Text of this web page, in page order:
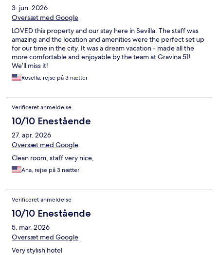
3. jun. 2026
Oversæt med Google
LOVED this property and our stay here in Sevilla. The staff was
amazing and the location and amenities were the perfect set up
for our time in the city. It was a dream vacation - made all the
more comfortable and enjoyable by the team at Gravina 51!
We’ll miss it!
Rosella, rejse på 3 nætter
Verificeret anmeldelse
10/10 Enestående
27. apr. 2026
Oversæt med Google
Clean room, staff very nice,
Ana, rejse på 3 nætter
Verificeret anmeldelse
10/10 Enestående
5. mar. 2026
Oversæt med Google
Very stylish hotel